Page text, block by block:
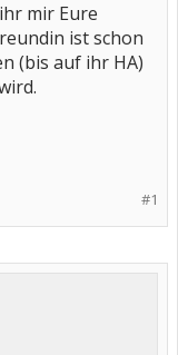
mir Eure
ist schon
(bis auf ihr HA)
#1